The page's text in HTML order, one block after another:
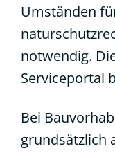
Umständen
notwendig.
Serviceportal
Bei
grundsätzlich